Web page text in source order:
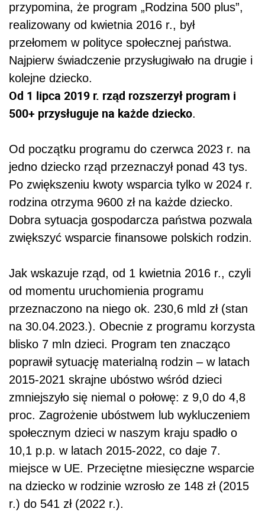
przypomina, że program „Rodzina 500 plus”,
realizowany od kwietnia 2016 r., był
przełomem w polityce społecznej państwa.
Najpierw świadczenie przysługiwało na drugie i
kolejne dziecko.
Od 1 lipca 2019 r. rząd rozszerzył program i
500+ przysługuje na każde dziecko.
Od początku programu do czerwca 2023 r. na
jedno dziecko rząd przeznaczył ponad 43 tys.
Po zwiększeniu kwoty wsparcia tylko w 2024 r.
rodzina otrzyma 9600 zł na każde dziecko.
Dobra sytuacja gospodarcza państwa pozwala
zwiększyć wsparcie finansowe polskich rodzin.
Jak wskazuje rząd, od 1 kwietnia 2016 r., czyli
od momentu uruchomienia programu
przeznaczono na niego ok. 230,6 mld zł (stan
na 30.04.2023.). Obecnie z programu korzysta
blisko 7 mln dzieci. Program ten znacząco
poprawił sytuację materialną rodzin – w latach
2015-2021 skrajne ubóstwo wśród dzieci
zmniejszyło się niemal o połowę: z 9,0 do 4,8
proc. Zagrożenie ubóstwem lub wykluczeniem
społecznym dzieci w naszym kraju spadło o
10,1 p.p. w latach 2015-2022, co daje 7.
miejsce w UE. Przeciętne miesięczne wsparcie
na dziecko w rodzinie wzrosło ze 148 zł (2015
r.) do 541 zł (2022 r.).